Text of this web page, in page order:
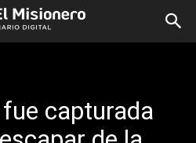
capturada